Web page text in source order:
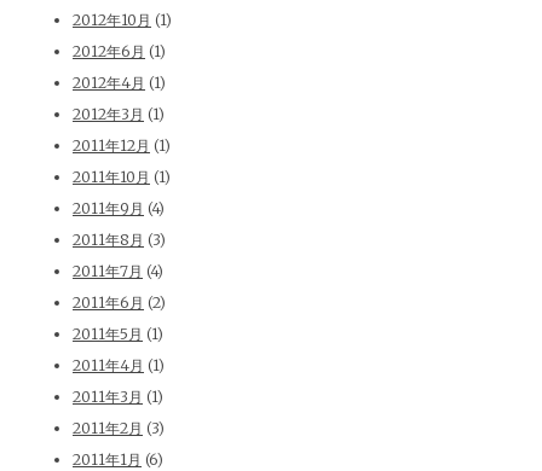
2012年10月 (1)
2012年6月 (1)
2012年4月 (1)
2012年3月 (1)
2011年12月 (1)
2011年10月 (1)
2011年9月 (4)
2011年8月 (3)
2011年7月 (4)
2011年6月 (2)
2011年5月 (1)
2011年4月 (1)
2011年3月 (1)
2011年2月 (3)
2011年1月 (6)